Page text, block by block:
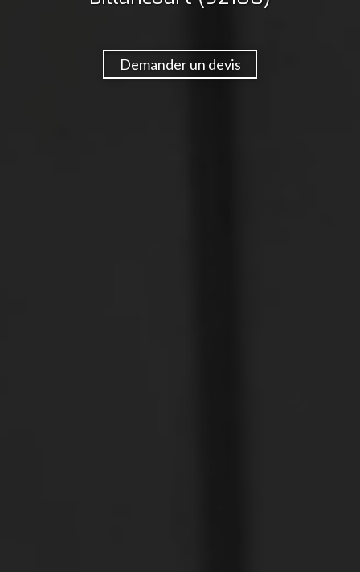
Demander un devis